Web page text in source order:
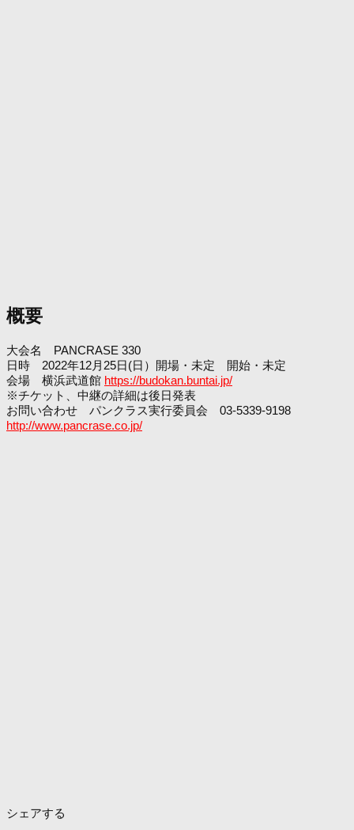
概要
大会名 PANCRASE 330
日時 2022年12月25日(日）開場・未定 開始・未定
会場 横浜武道館 https://budokan.buntai.jp/
※チケット、中継の詳細は後日発表
お問い合わせ パンクラス実行委員会 03-5339-9198
http://www.pancrase.co.jp/
シェアする